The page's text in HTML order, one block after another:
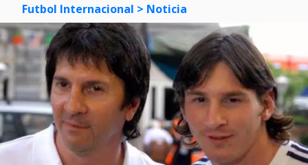
Futbol Internacional > Noticia